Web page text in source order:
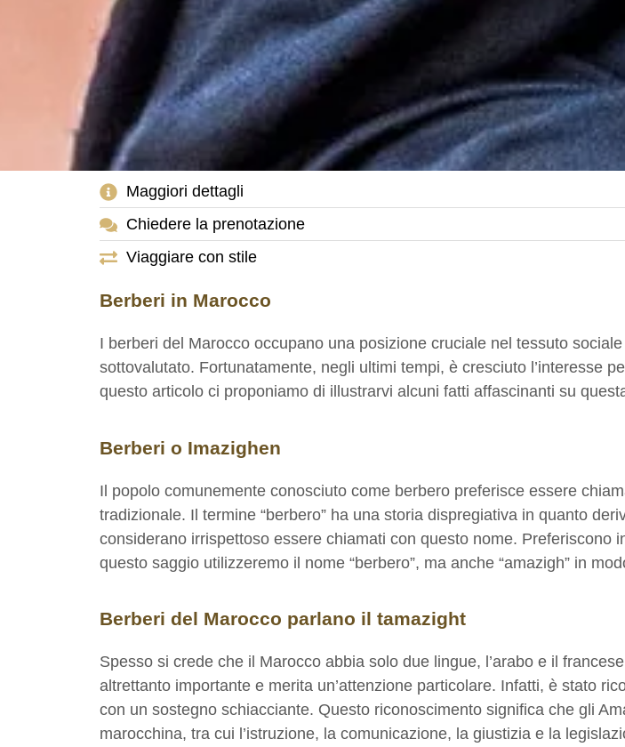
Maggiori dettagli
Chiedere la prenotazione
Viaggiare con stile
Berberi in Marocco
I berberi del Marocco occupano una posizione cruciale nel tessuto
sottovalutato. Fortunatamente, negli ultimi tempi, è cresciuto l’interesse
questo articolo ci proponiamo di illustrarvi alcuni fatti affascinanti su
Berberi o Imazighen
Il popolo comunemente conosciuto come berbero preferisce essere
tradizionale. Il termine “berbero” ha una storia dispregiativa in quanto
considerano irrispettoso essere chiamati con questo nome. Preferiscono
questo saggio utilizzeremo il nome “berbero”, ma anche “amazigh” in
Berberi del Marocco parlano il tamazight
Spesso si crede che il Marocco abbia solo due lingue, l’arabo e il
altrettanto importante e merita un’attenzione particolare. Infatti, è stato
con un sostegno schiacciante. Questo riconoscimento significa che gli
marocchina, tra cui l’istruzione, la comunicazione, la giustizia e la